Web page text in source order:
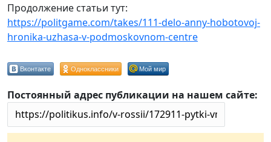
Продолжение статьи тут:
https://politgame.com/takes/111-delo-anny-hobotovoj-
hronika-uzhasa-v-podmoskovnom-centre
Вконтакте Одноклассники Мой мир
Постоянный адрес публикации на нашем сайте: